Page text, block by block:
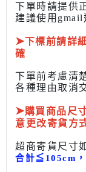
下單時請提供
建議使用
➤下標前請詳
確
下單前考慮清
各種理由取消
➤購買商品尺
意更改寄貨方
超商寄貨尺寸
合計≦ 105cm，